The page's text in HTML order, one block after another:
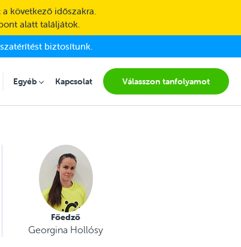
következő időszakra.
alatt találjátok.
biztosítunk.
EgyébSubmenu for "Egyéb"
Kapcsolat Válasszon tanfolyamot
Főedző
Georgina Hollósy